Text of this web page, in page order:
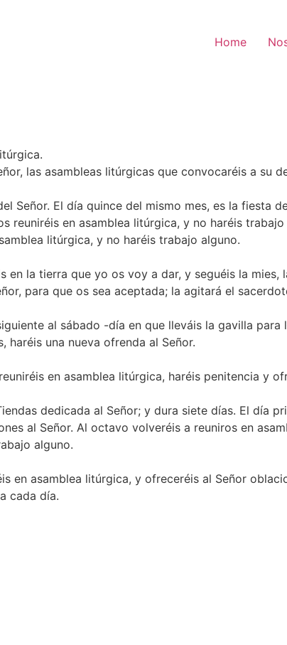
Home
las asambleas litúrgicas que convocaréis a su
Señor. El día quince del mismo mes, es la fiesta
reuniréis en asamblea litúrgica, y no haréis
litúrgica, y no haréis trabajo alguno.
en la tierra que yo os voy a dar, y seguéis la mies,
para que os sea aceptada; la agitará el
al sábado -día en que lleváis la gavilla
haréis una nueva ofrenda al Señor.
en asamblea litúrgica, haréis penitencia y
dedicada al Señor; y dura siete días. El día
al Señor. Al octavo volveréis a reuniros en
alguno.
en asamblea litúrgica, y ofreceréis al Señor
cada día.